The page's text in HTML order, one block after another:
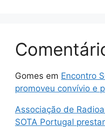
Gomes em Encontro
promoveu convívio e
Associação de
SOTA Portugal